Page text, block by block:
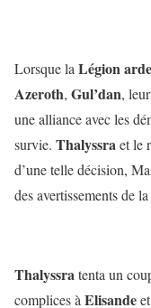
Lorsque la Légion
Azeroth, Gul’dan,
une alliance avec les
survie. Thalyssraet le
d’une telle décision,
des avertissements de
Thalyssratenta un
complices à Elisande